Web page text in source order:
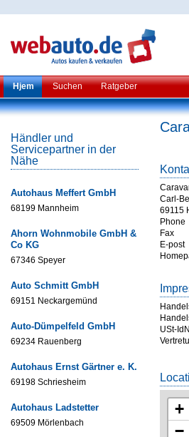
Hjem Suchen Ratgeber
Händler und
Servicepartner in der
Nähe
Autohaus Meffert GmbH
68199 Mannheim
Ahorn Wohnmobile GmbH &
Co KG
67346 Speyer
Auto Schmitt GmbH
69151 Neckargemünd
Auto-Dümpelfeld GmbH
69234 Rauenberg
Autohaus Ernst Gärtner e. K.
69198 Schriesheim
Autohaus Ladstetter
69509 Mörlenbach
Carl-
69115
Phone
Fax
E-post
USt-
+
−